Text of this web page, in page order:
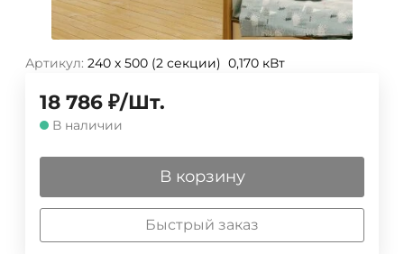
Артикул: 240 х 500 (2 секции) 0,170 кВт
18 786 ₽/Шт.
В наличии
В корзину
Быстрый заказ